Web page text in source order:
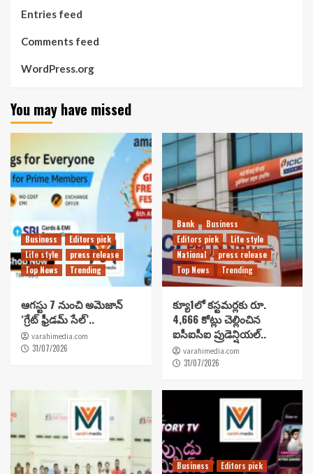
Entries feed
Comments feed
WordPress.org
You may have missed
Business
Editors pick
Life style
press release
Top News
Trending
ఆగస్టు 7 నుంచి అమెజాన్
‘గ్రేట్ ఫ్రీడమ్ సేల్’..
varahimedia.com
31/07/2026
Bank
Business
Editors pick
Life style
National
press release
Top News
Trending
క్యూ1లో కస్టమర్లకు రూ.
4,666 కోట్లు చెల్లించిన
ఐసీఐసీఐ ప్రుడెన్షియల్..
varahimedia.com
31/07/2026
Business
Editors pick